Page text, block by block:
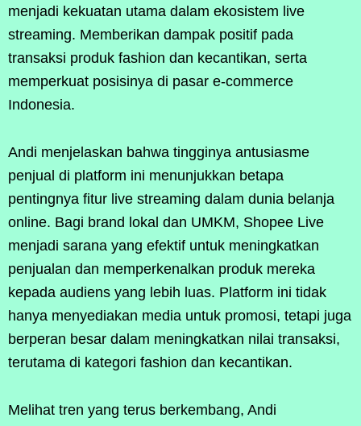
menjadi kekuatan utama dalam ekosistem live
streaming. Memberikan dampak positif pada
transaksi produk fashion dan kecantikan, serta
memperkuat posisinya di pasar e-commerce
Indonesia.
Andi menjelaskan bahwa tingginya antusiasme
penjual di platform ini menunjukkan betapa
pentingnya fitur live streaming dalam dunia belanja
online. Bagi brand lokal dan UMKM, Shopee Live
menjadi sarana yang efektif untuk meningkatkan
penjualan dan memperkenalkan produk mereka
kepada audiens yang lebih luas. Platform ini tidak
hanya menyediakan media untuk promosi, tetapi juga
berperan besar dalam meningkatkan nilai transaksi,
terutama di kategori fashion dan kecantikan.
Melihat tren yang terus berkembang, Andi